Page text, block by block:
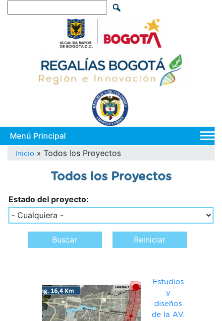
Main
Sobrescribir
a
la
navegación
Inicio Todos los Proyectos
Todos los Proyectos
Estado del proyecto:
Estudios
y
diseños
de la AV.